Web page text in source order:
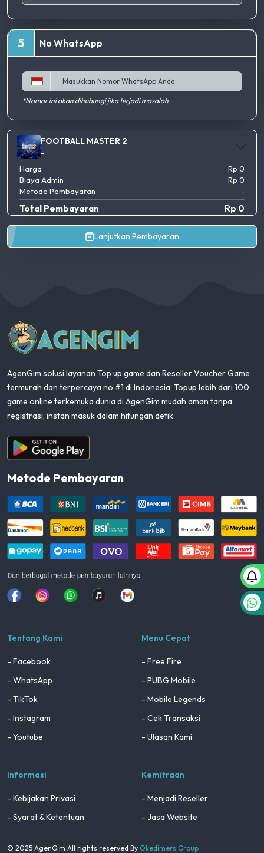
5 No WhatsApp
*Nomor ini akan dihubungi jika terjadi masalah
FOOTBALL MASTER 2
-
Harga
Rp 0
Biaya Admin
Rp 0
Metode Pembayaran
-
Total Pembayaran Rp 0
Lanjutkan Pembayaran
AgenGim
AgenGim solusi layanan Top up game dan Reseller Voucher Game
termurah dan terpercaya no #1 di Indonesia. Topup lebih dari 100
game online terkemuka dunia di AgenGim mudah aman tanpa
registrasi, instan masuk dalam hitungan detik.
Aplikasi Android
Metode Pembayaran
FacebookInstagramWhatsapp
Tiktok youtube
Tentang Kami
- Facebook
- WhatsApp
- TikTok
- Instagram
- Youtube
Informasi
- Kebijakan Privasi
- Syarat & Ketentuan
Menu Cepat
- Free Fire
- PUBG Mobile
- Mobile Legends
- Cek Transaksi
- Ulasan Kami
Kemitraan
- Menjadi Reseller
- Jasa Website
© 2025 AgenGim All rights reserved By Okedimers Group